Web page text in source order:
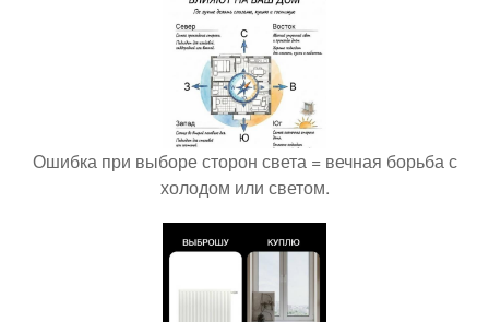
Ошибка при выборе сторон света = вечная борьба с
холодом или светом.